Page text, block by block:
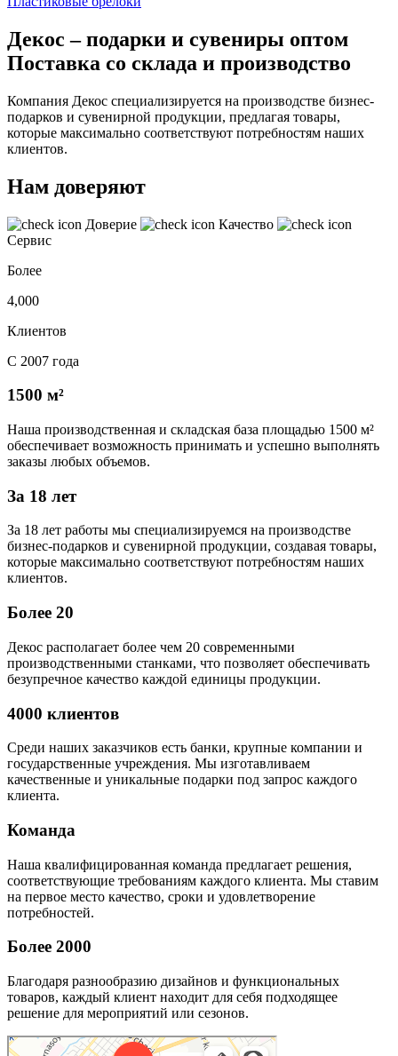
Декос – подарки и сувениры оптом
Поставка со склада и производство
Компания Декос специализируется на производстве бизнес-
подарков и сувенирной продукции, предлагая товары,
которые максимально соответствуют потребностям наших
клиентов.
Нам доверяют
Доверие
Качество
Сервис
Более
4,000
Клиентов
С 2007 года
1500 м²
Наша производственная и складская база площадью 1500 м²
обеспечивает возможность принимать и успешно выполнять
заказы любых объемов.
За 18 лет
За 18 лет работы мы специализируемся на производстве
бизнес-подарков и сувенирной продукции, создавая товары,
которые максимально соответствуют потребностям наших
клиентов.
Более 20
Декос располагает более чем 20 современными
производственными станками, что позволяет обеспечивать
безупречное качество каждой единицы продукции.
4000 клиентов
Среди наших заказчиков есть банки, крупные компании и
государственные учреждения. Мы изготавливаем
качественные и уникальные подарки под запрос каждого
клиента.
Команда
Наша квалифицированная команда предлагает решения,
соответствующие требованиям каждого клиента. Мы ставим
на первое место качество, сроки и удовлетворение
потребностей.
Более 2000
Благодаря разнообразию дизайнов и функциональных
товаров, каждый клиент находит для себя подходящее
решение для мероприятий или сезонов.